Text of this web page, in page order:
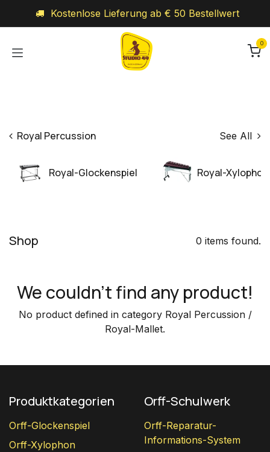
Kostenlose Lieferung ab € 50 Bestellwert
0
Royal Percussion See All
Royal-Glockenspiel Royal-Xylophon
Shop 0 items found.
We couldn't find any product!
No product defined in category Royal Percussion /
Royal-Mallet.
Produktkategorien
Orff-Glockenspiel
Orff-Xylophon
Orff-Schulwerk
Orff-Reparatur-
Informations-System